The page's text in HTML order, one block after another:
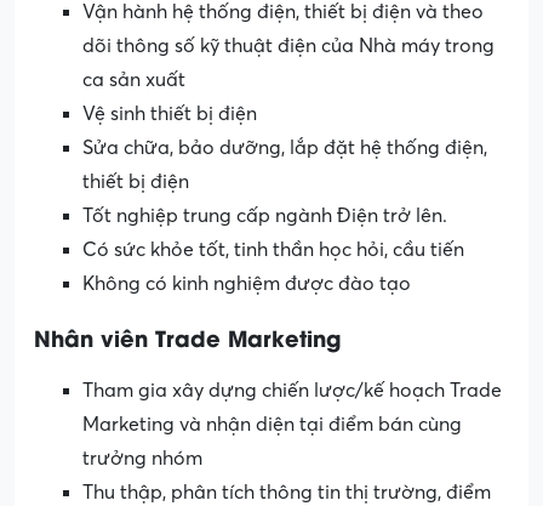
Vận hành hệ thống điện, thiết bị điện và theo
dõi thông số kỹ thuật điện của Nhà máy trong
ca sản xuất
Vệ sinh thiết bị điện
Sửa chữa, bảo dưỡng, lắp đặt hệ thống điện,
thiết bị điện
Tốt nghiệp trung cấp ngành Điện trở lên.
Có sức khỏe tốt, tinh thần học hỏi, cầu tiến
Không có kinh nghiệm được đào tạo
Nhân viên Trade Marketing
Tham gia xây dựng chiến lược/kế hoạch Trade
Marketing và nhận diện tại điểm bán cùng
trưởng nhóm
Thu thập, phân tích thông tin thị trường, điểm